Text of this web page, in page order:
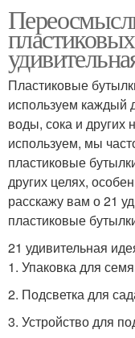
Пластиковые
используем каждый
воды, сока и других
используем, мы
пластиковые
других целях,
расскажу вам о 21
пластиковые
21 удивительная
1. Упаковка для
2. Подсветка для
3. Устройство для